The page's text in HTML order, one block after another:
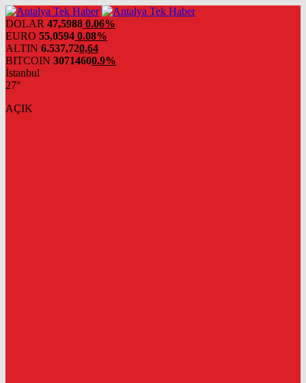
DOLAR 47,5988 0.06%
EURO 55,0594 0.08%
ALTIN 6.537,720,64
BITCOIN 30714600.9%
İstanbul
27°
AÇIK